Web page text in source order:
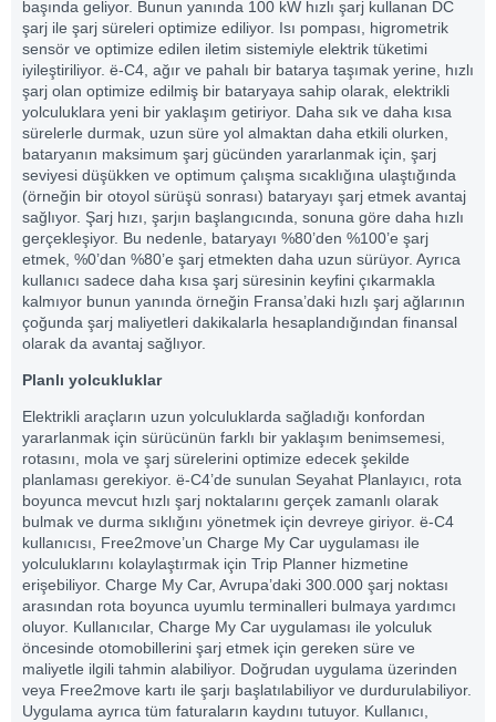
başında geliyor. Bunun yanında 100 kW hızlı şarj kullanan DC
şarj ile şarj süreleri optimize ediliyor. Isı pompası, higrometrik
sensör ve optimize edilen iletim sistemiyle elektrik tüketimi
iyileştiriliyor. ë-C4, ağır ve pahalı bir batarya taşımak yerine, hızlı
şarj olan optimize edilmiş bir bataryaya sahip olarak, elektrikli
yolculuklara yeni bir yaklaşım getiriyor. Daha sık ve daha kısa
sürelerle durmak, uzun süre yol almaktan daha etkili olurken,
bataryanın maksimum şarj gücünden yararlanmak için, şarj
seviyesi düşükken ve optimum çalışma sıcaklığına ulaştığında
(örneğin bir otoyol sürüşü sonrası) bataryayı şarj etmek avantaj
sağlıyor. Şarj hızı, şarjın başlangıcında, sonuna göre daha hızlı
gerçekleşiyor. Bu nedenle, bataryayı %80’den %100’e şarj
etmek, %0’dan %80’e şarj etmekten daha uzun sürüyor. Ayrıca
kullanıcı sadece daha kısa şarj süresinin keyfini çıkarmakla
kalmıyor bunun yanında örneğin Fransa’daki hızlı şarj ağlarının
çoğunda şarj maliyetleri dakikalarla hesaplandığından finansal
olarak da avantaj sağlıyor.
Planlı yolcukluklar
Elektrikli araçların uzun yolculuklarda sağladığı konfordan
yararlanmak için sürücünün farklı bir yaklaşım benimsemesi,
rotasını, mola ve şarj sürelerini optimize edecek şekilde
planlaması gerekiyor. ë-C4’de sunulan Seyahat Planlayıcı, rota
boyunca mevcut hızlı şarj noktalarını gerçek zamanlı olarak
bulmak ve durma sıklığını yönetmek için devreye giriyor. ë-C4
kullanıcısı, Free2move’un Charge My Car uygulaması ile
yolculuklarını kolaylaştırmak için Trip Planner hizmetine
erişebiliyor. Charge My Car, Avrupa’daki 300.000 şarj noktası
arasından rota boyunca uyumlu terminalleri bulmaya yardımcı
oluyor. Kullanıcılar, Charge My Car uygulaması ile yolculuk
öncesinde otomobillerini şarj etmek için gereken süre ve
maliyetle ilgili tahmin alabiliyor. Doğrudan uygulama üzerinden
veya Free2move kartı ile şarjı başlatılabiliyor ve durdurulabiliyor.
Uygulama ayrıca tüm faturaların kaydını tutuyor. Kullanıcı,